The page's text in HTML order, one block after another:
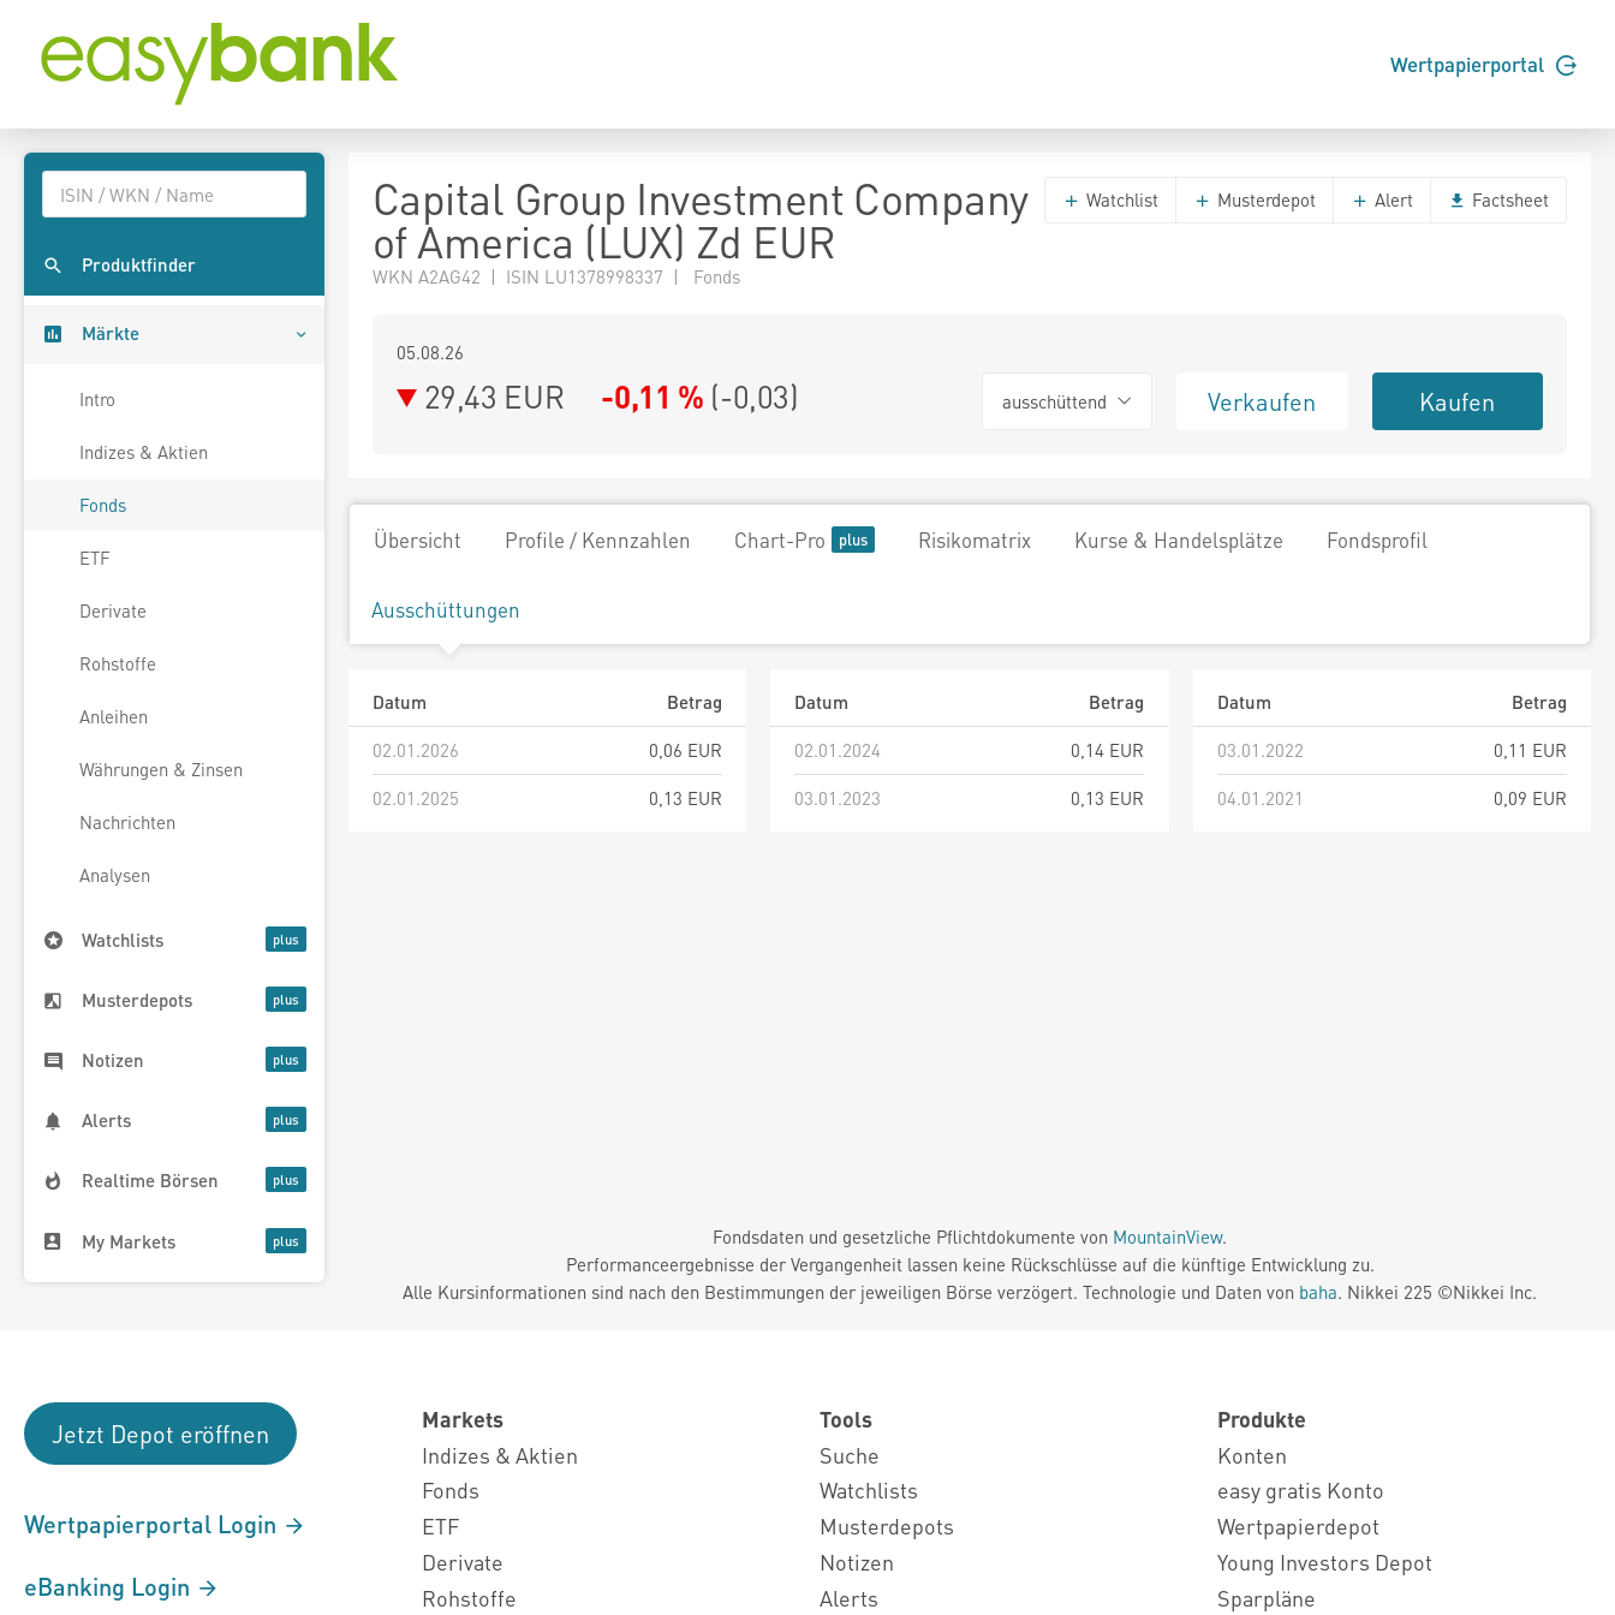
Wertpapierportal
Produktfinder
Märkte
Intro
Indizes & Aktien
Fonds
ETF
Derivate
Rohstoffe
Anleihen
Währungen & Zinsen
Nachrichten
Analysen
Watchlists
Musterdepots
Notizen
Alerts
Realtime Börsen
My Markets
Capital Group Investment Company
of America (LUX) Zd EUR
WKN A2AG42 | ISIN LU1378998337 | Fonds
Watchlist Musterdepot Alert Factsheet
05.08.26
29,43 EUR -0,11 % (-0,03) ausschüttend Verkaufen Kaufen
Übersicht Profile / Kennzahlen Chart-Pro Risikomatrix Kurse & Handelsplätze Fondsprofil
Ausschüttungen
Datum
Betrag
02.01.2026
0,06 EUR
02.01.2025
0,13 EUR
Datum
Betrag
02.01.2024
0,14 EUR
03.01.2023
0,13 EUR
Datum
Betrag
03.01.2022
0,11 EUR
04.01.2021
0,09 EUR
Fondsdaten und gesetzliche Pflichtdokumente von MountainView.
Performanceergebnisse der Vergangenheit lassen keine Rückschlüsse auf die künftige Entwicklung zu.
Alle Kursinformationen sind nach den Bestimmungen der jeweiligen Börse verzögert. Technologie und Daten von baha. Nikkei 225 ©Nikkei Inc.
Jetzt Depot eröffnen
Wertpapierportal Login
eBanking Login
Markets
Indizes & Aktien
Fonds
ETF
Derivate
Rohstoffe
Tools
Suche
Watchlists
Musterdepots
Notizen
Alerts
Produkte
Konten
easy gratis Konto
Wertpapierdepot
Young Investors Depot
Sparpläne